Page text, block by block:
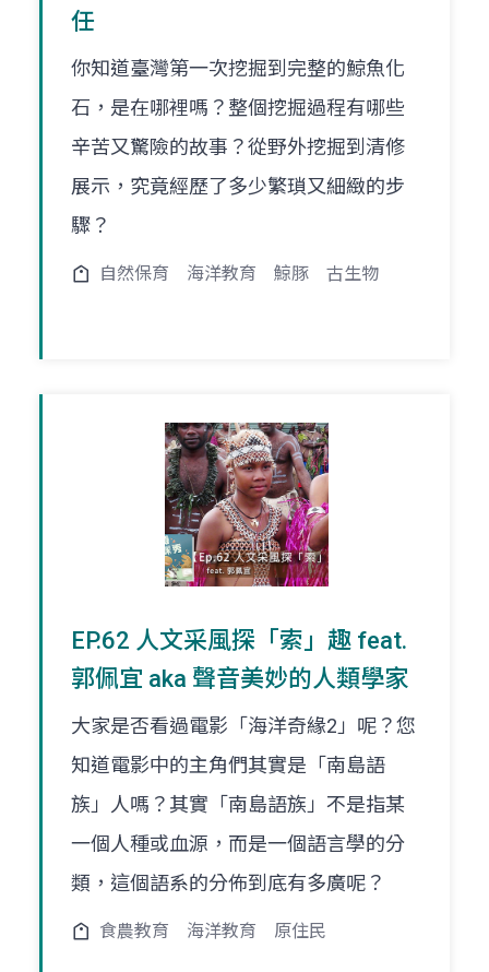
任
你知道臺灣第一次挖掘到完整的鯨魚化
石，是在哪裡嗎？整個挖掘過程有哪些
辛苦又驚險的故事？從野外挖掘到清修
展示，究竟經歷了多少繁瑣又細緻的步
驟？
自然保育 海洋教育 鯨豚 古生物
EP.62 人文采風探「索」趣 feat.
郭佩宜 aka 聲音美妙的人類學家
大家是否看過電影「海洋奇緣2」呢？您
知道電影中的主角們其實是「南島語
族」人嗎？其實「南島語族」不是指某
一個人種或血源，而是一個語言學的分
類，這個語系的分佈到底有多廣呢？
食農教育 海洋教育 原住民